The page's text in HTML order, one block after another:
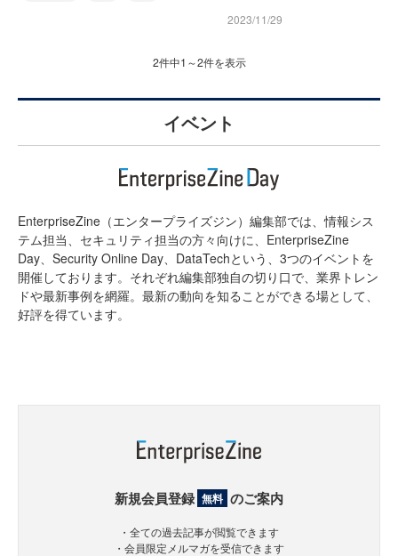
2023/11/29
2件中1～2件を表示
イベント
EnterpriseZine（エンタープライズジン）編集部では、情報シス
テム担当、セキュリティ担当の方々向けに、EnterpriseZine
Day、Security Online Day、DataTechという、3つのイベントを
開催しております。それぞれ編集部独自の切り口で、業界トレン
ドや最新事例を網羅。最新の動向を知ることができる場として、
好評を得ています。
新規会員登録 無料 のご案内
・全ての過去記事が閲覧できます
・会員限定メルマガを受信できます